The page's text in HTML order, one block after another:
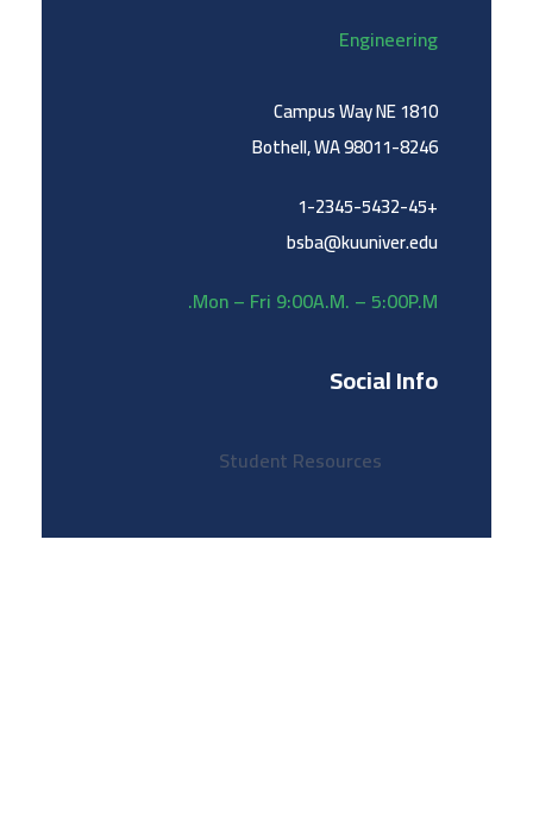
Engineering
1810 Campus Way NE
Bothell, WA 98011-8246
+1-2345-5432-45
bsba@kuuniver.edu
Mon – Fri 9:00A.M. – 5:00P.M.
Social Info
Student Resources